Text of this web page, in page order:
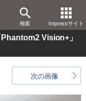
検索 Impressサイト
Vision+」
次の画像